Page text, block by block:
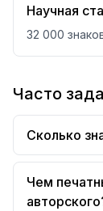
Научная
32 000
Часто
Сколько
Чем